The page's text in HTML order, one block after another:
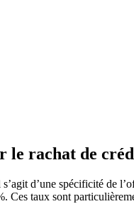
le rachat de
d’une spécificité de
Ces taux sont